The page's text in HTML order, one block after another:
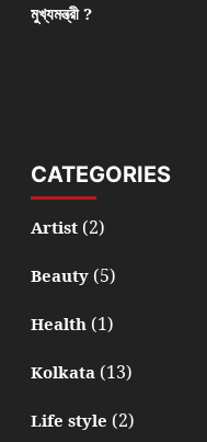
মুখ্যমন্ত্রী ?
CATEGORIES
Artist(2)
Beauty(5)
Health(1)
Kolkata(13)
Life style (2)